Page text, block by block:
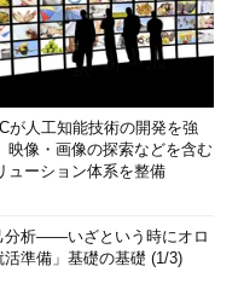
が人工知能技術の開発を強
映像・画像の探索などを含む
ューション体系を整備
分析――いざという時にオロ
準備」基礎の基礎 (1/3)